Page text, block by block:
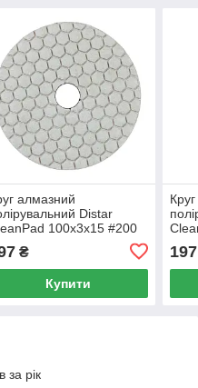
алмазний
Distar
100x3x15 #200
₴
Купити
197
за рік